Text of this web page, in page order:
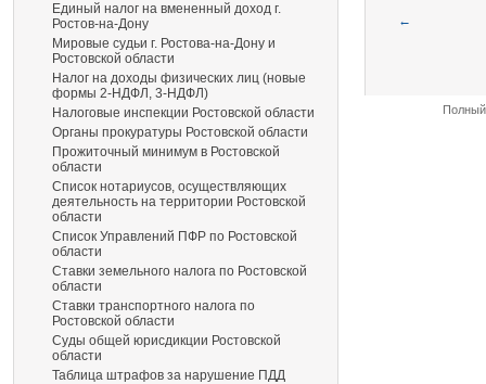
Единый налог на вмененный доход г.
Ростов-на-Дону
Мировые судьи г. Ростова-на-Дону и
Ростовской области
Налог на доходы физических лиц (новые
формы 2-НДФЛ, 3-НДФЛ)
Налоговые инспекции Ростовской области
Органы прокуратуры Ростовской области
Прожиточный минимум в Ростовской
области
Список нотариусов, осуществляющих
деятельность на территории Ростовской
области
Список Управлений ПФР по Ростовской
области
Ставки земельного налога по Ростовской
области
Ставки транспортного налога по
Ростовской области
Суды общей юрисдикции Ростовской
области
Таблица штрафов за нарушение ПДД
←